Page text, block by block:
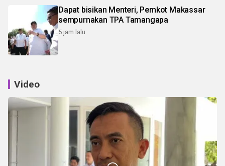
Dapat bisikan Menteri, Pemkot Makassar
sempurnakan TPA Tamangapa
5 jam lalu
Video